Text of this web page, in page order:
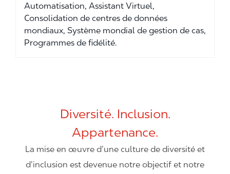
Automatisation, Assistant Virtuel,
Consolidation de centres de données
mondiaux, Système mondial de gestion de cas,
Programmes de fidélité.
Diversité. Inclusion.
Appartenance.
La mise en œuvre d’une culture de diversité et
d’inclusion est devenue notre objectif et notre